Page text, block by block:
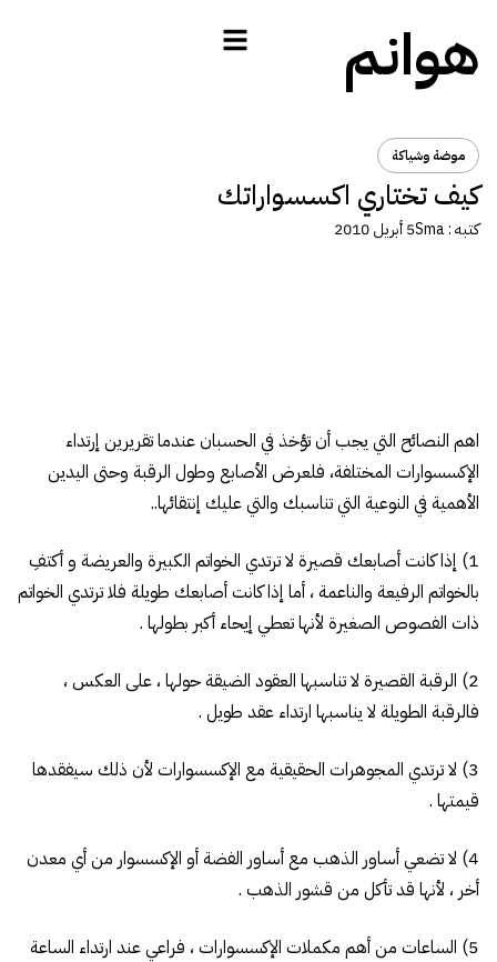
هوانم
موضة وشياكة
كيف تختاري اكسسواراتك
كتبه :Sma5 أبريل 2010
اهم النصائح التي يجب أن تؤخذ في الحسبان عندما تقريرين إرتداء
الإكسسوارات المختلفة، فلعرض الأصابع وطول الرقبة وحتى اليدين
الأهمية في النوعية التي تناسبك والتي عليك إنتقائها..
1) إذا كانت أصابعك قصيرة لا ترتدي الخواتم الكبيرة والعريضة و أكتفِ
بالخواتم الرفيعة والناعمة ، أما إذا كانت أصابعك طويلة فلا ترتدي الخواتم
ذات الفصوص الصغيرة لأنها تعطي إيحاء أكبر بطولها .
2) الرقبة القصيرة لا تناسبها العقود الضيقة حولها ، على العكس ،
فالرقبة الطويلة لا يناسبها ارتداء عقد طويل .
3) لا ترتدي المجوهرات الحقيقية مع الإكسسوارات لأن ذلك سيفقدها
قيمتها .
4) لا تضعي أساور الذهب مع أساور الفضة أو الإكسسوار من أي معدن
أخر ، لأنها قد تأكل من قشور الذهب .
5) الساعات من أهم مكملات الإكسسوارات ، فراعي عند ارتداء الساعة